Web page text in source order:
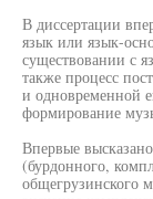
В диссертации
язык или язык-
существовании с
также процесс
и одновременной
формирование
Впервые
(бурдонного,
общегрузинского